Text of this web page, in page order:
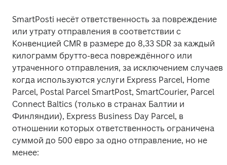
SmartPosti несёт ответственность за повреждение
или утрату отправления в соответствии с
Конвенцией CMR в размере до 8,33 SDR за каждый
килограмм брутто-веса повреждённого или
утраченного отправления, за исключением случаев,
когда используются услуги Express Parcel, Home
Parcel, Postal Parcel SmartPost, SmartCourier, Parcel
Connect Baltics (только в странах Балтии и
Финляндии), Express Business Day Parcel, в
отношении которых ответственность ограничена
суммой до 500 евро за одно отправление, но не
менее: